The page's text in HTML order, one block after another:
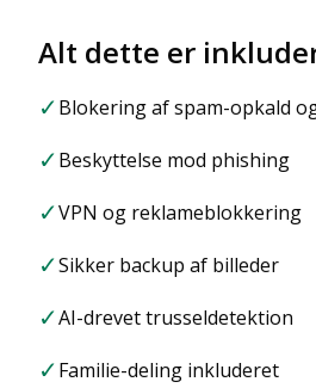
Alt dette er
✓Blokering af spam-opkald
✓Beskyttelse mod phishing
✓VPN og reklameblokkering
✓Sikker backup af billeder
✓AI-drevet trusseldetektion
✓Familie-deling inkluderet